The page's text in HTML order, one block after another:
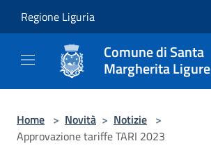
Regione Liguria
Comune di Santa
Margherita Ligure
Home > Novità > Notizie >
Approvazione tariffe TARI 2023